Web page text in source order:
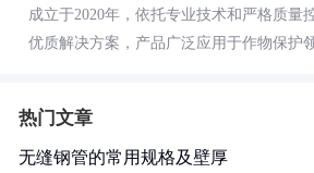
成立于2020年，依托专业技术和严格质量
优质解决方案，产品广泛应用于作物保护领
热门文章
无缝钢管的常用规格及壁厚